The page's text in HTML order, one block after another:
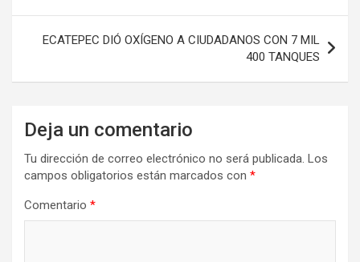
entradas
ECATEPEC DIÓ OXÍGENO A CIUDADANOS CON 7 MIL
400 TANQUES
Deja un comentario
Tu dirección de correo electrónico no será publicada. Los
campos obligatorios están marcados con *
Comentario *